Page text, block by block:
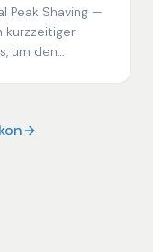
Peak Shaving —
kurzzeitiger
um den